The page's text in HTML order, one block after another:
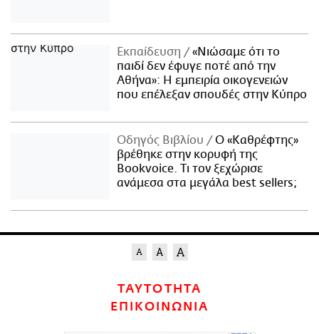
Εκπαίδευση
«Νιώσαμε ότι το
παιδί δεν έφυγε ποτέ από την
Αθήνα»: Η εμπειρία οικογενειών
που επέλεξαν σπουδές στην Κύπρο
Οδηγός Βιβλίου
Ο «Καθρέφτης»
βρέθηκε στην κορυφή της
Bookvoice. Τι τον ξεχώρισε
ανάμεσα στα μεγάλα best sellers;
ΤΑΥΤΟΤΗΤΑ
ΕΠΙΚΟΙΝΩΝΙΑ